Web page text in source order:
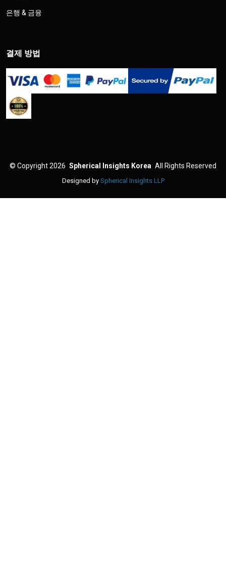
은행 & 금융
결제 방법
© Copyright 2026 Spherical Insights Korea All Rights Reserved
Designed by Spherical Insights LLP